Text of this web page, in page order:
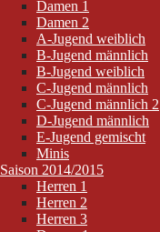
Damen 1
Damen 2
A-Jugend weiblich
B-Jugend männlich
B-Jugend weiblich
C-Jugend männlich
C-Jugend männlich 2
D-Jugend männlich
E-Jugend gemischt
Minis
Saison 2014/2015
Herren 1
Herren 2
Herren 3